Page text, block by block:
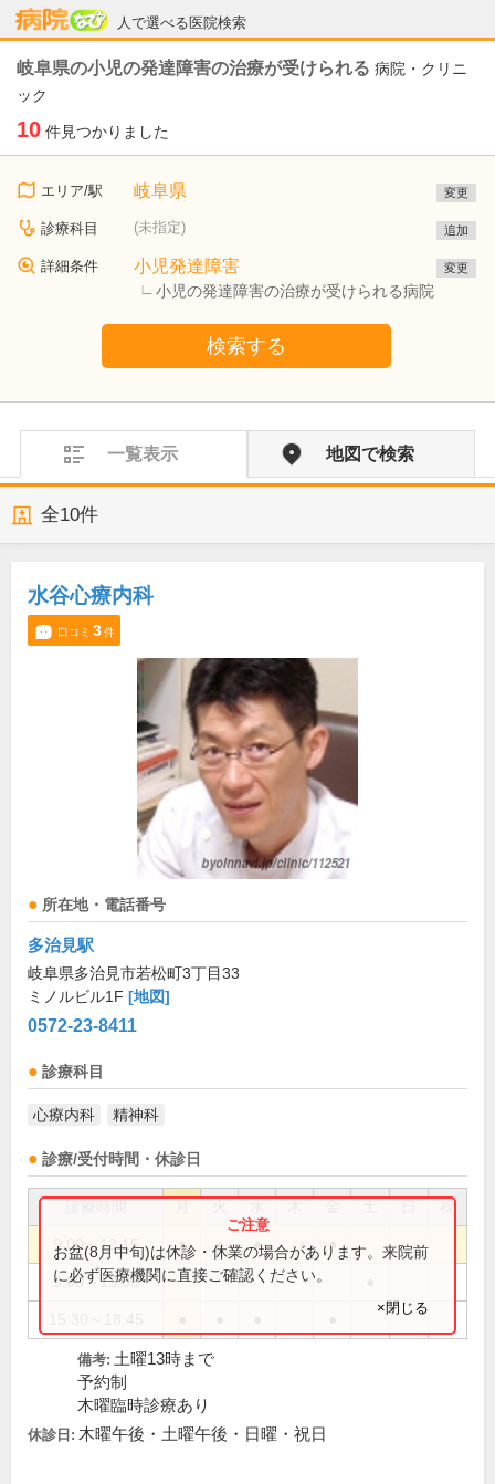
人で選べる医院検索
病院なび
岐阜県の小児の発達障害の治療が受けられる 病院・クリニ
ック
10 件見つかりました
エリア/駅 岐阜県 変更
診療科目 (未指定) 追加
詳細条件 小児発達障害
小児の発達障害の治療が受けられる病院
変更
検索する
一覧表示 地図で検索
全10件
水谷心療内科
口コミ 3件
所在地・電話番号
多治見駅
岐阜県多治見市若松町3丁目33
ミノルビル1F [地図]
0572-23-8411
診療科目
心療内科 精神科
診療/受付時間・休診日
祝
9:00～12:15 ● ● ● ●
9:00～13:00
お盆(8月中旬)は休診・休業の場合があります。来院前
に必ず医療機関に直接ご確認ください。
×閉じる
備考: 土曜13時まで
予約制
木曜臨時診療あり
休診日: 木曜午後・土曜午後・日曜・祝日